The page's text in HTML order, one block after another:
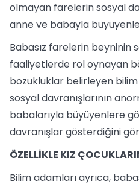
olmayan farelerin sosyal
anne ve babayla
Babasız farelerin beyninin
faaliyetlerde rol oynayan
bozukluklar belirleyen
sosyal davranışlarının
babalarıyla büyüyenlere
davranışlar gösterdiğini
ÖZELLİKLE KIZ
Bilim adamları ayrıca,